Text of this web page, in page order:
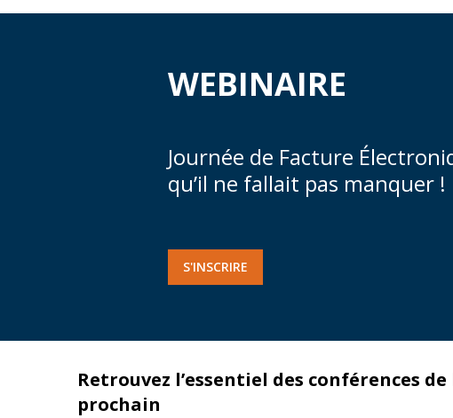
WEBINAIRE
Journée de Facture
qu’il ne fallait pas manquer !
S'INSCRIRE
Retrouvez l’essentiel des conférences
prochain